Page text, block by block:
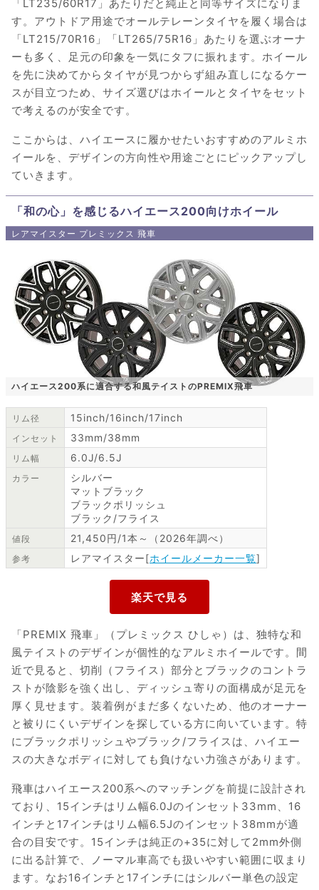
「LT235/60R17」あたりだと純正と同等サイズになりま
す。アウトドア用途でオールテレーンタイヤを履く場合は
「LT215/70R16」「LT265/75R16」あたりを選ぶオーナ
ーも多く、足元の印象を一気にタフに振れます。ホイール
を先に決めてからタイヤが見つからず組み直しになるケー
スが目立つため、サイズ選びはホイールとタイヤをセット
で考えるのが安全です。
ここからは、ハイエースに履かせたいおすすめのアルミホ
イールを、デザインの方向性や用途ごとにピックアップし
ていきます。
「和の心」を感じるハイエース200向けホイール
レアマイスター プレミックス 飛車
ハイエース200系に適合する和風テイストのPREMIX飛車
リム径 15inch/16inch/17inch
インセット 33mm/38mm
リム幅 6.0J/6.5J
カラー
シルバー
マットブラック
ブラックポリッシュ
ブラック/フライス
値段 21,450円/1本～（2026年調べ）
参考 レアマイスター[ホイールメーカー一覧]
「PREMIX 飛車」（プレミックス ひしゃ）は、独特な和
風テイストのデザインが個性的なアルミホイールです。間
近で見ると、切削（フライス）部分とブラックのコントラ
ストが陰影を強く出し、ディッシュ寄りの面構成が足元を
厚く見せます。装着例がまだ多くないため、他のオーナー
と被りにくいデザインを探している方に向いています。特
にブラックポリッシュやブラック/フライスは、ハイエー
スの大きなボディに対しても負けない力強さがあります。
飛車はハイエース200系へのマッチングを前提に設計され
ており、15インチはリム幅6.0Jのインセット33mm、16
インチと17インチはリム幅6.5Jのインセット38mmが適
合の目安です。15インチは純正の+35に対して2mm外側
に出る計算で、ノーマル車高でも扱いやすい範囲に収まり
ます。なお16インチと17インチにはシルバー単色の設定